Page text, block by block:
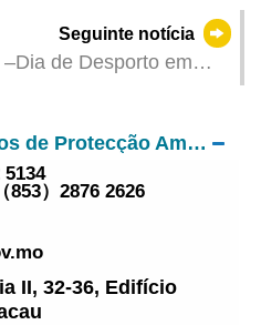
Socioeconómico
Especial de Macau
Assembleia Legislativa
Seguinte notícia
de Desporto em
Direcção dos Serviços de Protecção Ambiental
5134
）2876 2626
II, 32-36, Edifício